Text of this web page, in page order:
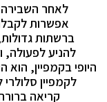
לאחר
אפשרות
ברשתות
להניע לפעולה,
היופי בקמפיין,
לקמפיין
קריאה